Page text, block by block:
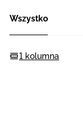
Wszystko
1 kolumna